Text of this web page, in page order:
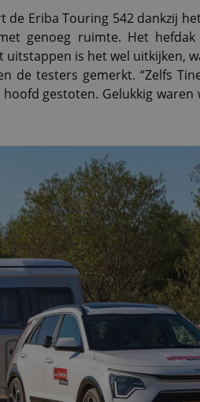
Eriba Touring 542 dankzij
genoeg ruimte. Het
uitstappen is het wel uitkijken,
de testers gemerkt. “Zelfs
gestoten. Gelukkig waren